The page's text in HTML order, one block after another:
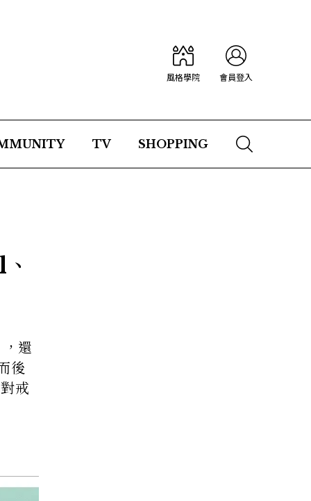
風格學院 會員登入
TV SHOPPING
還
後
戒